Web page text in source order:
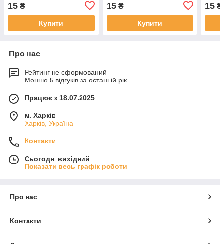
15 ₴
Купити
15₴
Купити
15
Про нас
Рейтинг не сформований
Менше 5 відгуків за останній рік
Працює з 18.07.2025
м. Харків
Харків, Україна
Контакти
Сьогодні вихідний
Показати весь графік роботи
Про нас
Контакти